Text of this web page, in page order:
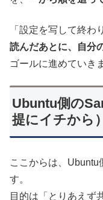
「設定を写して終わ
読んだあとに、自分
ゴールに進めていき
Ubuntu側の
提にイチから）
ここからは、Ubuntu
す。
目的は「とりあえず